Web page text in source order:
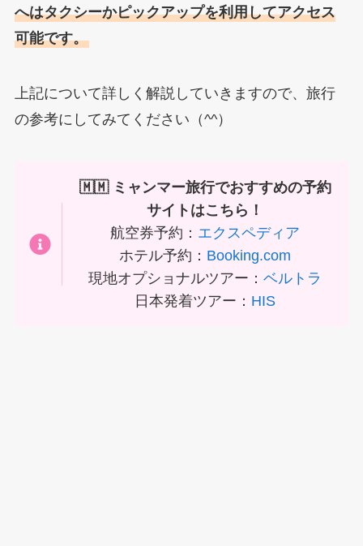
へはタクシーかピックアップを利用してアクセス
可能です。
上記について詳しく解説していきますので、旅行
の参考にしてみてください（^^）
🇲🇲 ミャンマー旅行でおすすめの予約
サイトはこちら！
航空券予約： エクスペディア
ホテル予約： Booking.com
現地オプショナルツアー：ベルトラ
日本発着ツアー： HIS